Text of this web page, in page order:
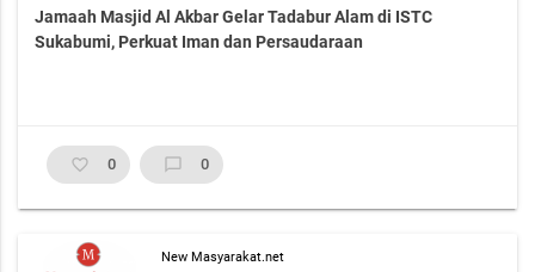
Jamaah Masjid Al Akbar Gelar Tadabur Alam di ISTC
Sukabumi, Perkuat Iman dan Persaudaraan
favorite_border 0 chat_bubble_outline 0
New Masyarakat.net